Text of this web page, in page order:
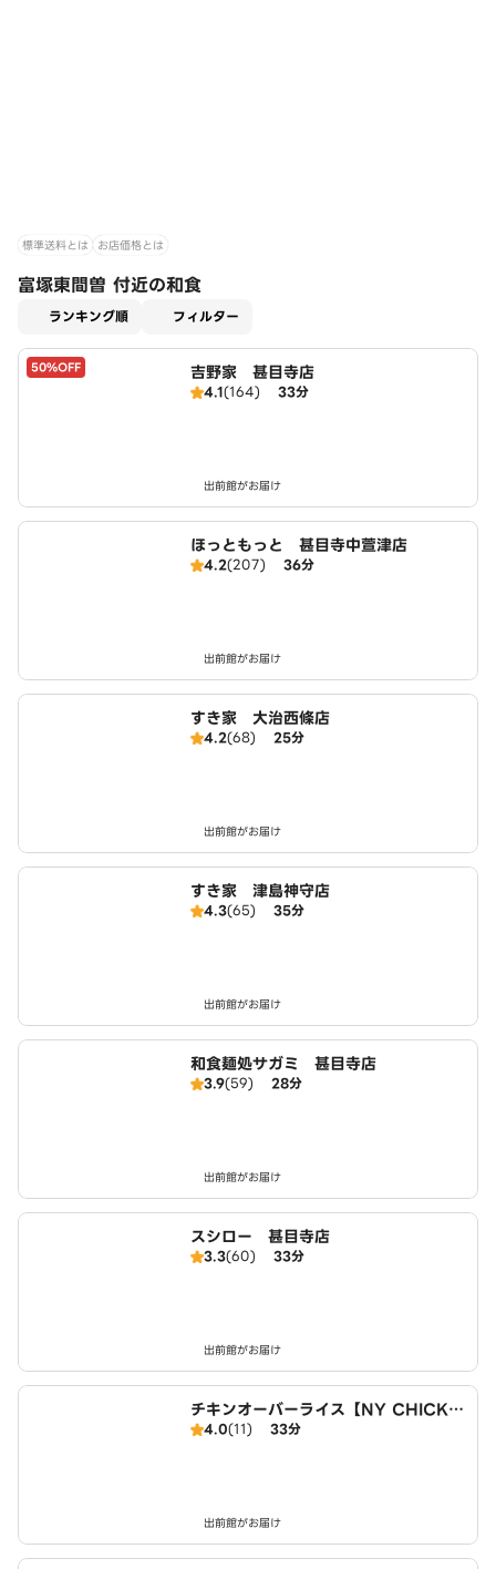
標準送料とは お店価格とは
富塚東間曽 付近の和食
ランキング順 フィルター
50%OFF 吉野家 甚目寺店
4.1(164) 33分
出前館がお届け
ほっともっと 甚目寺中萱津店
4.2(207) 36分
出前館がお届け
すき家 大治西條店
4.2(68) 25分
出前館がお届け
すき家 津島神守店
4.3(65) 35分
出前館がお届け
和食麺処サガミ 甚目寺店
3.9(59) 28分
出前館がお届け
スシロー 甚目寺店
3.3(60) 33分
出前館がお届け
チキンオーバーライス【NY CHICKE
N STAND】 名古屋店
4.0(11) 33分
出前館がお届け